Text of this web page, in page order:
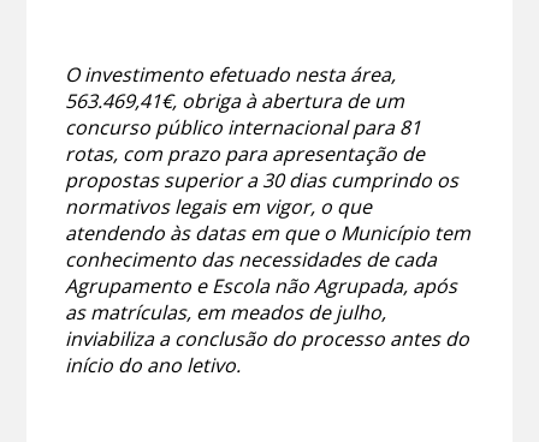
O investimento efetuado nesta área,
563.469,41€, obriga à abertura de um
concurso público internacional para 81
rotas, com prazo para apresentação de
propostas superior a 30 dias cumprindo os
normativos legais em vigor, o que
atendendo às datas em que o Município tem
conhecimento das necessidades de cada
Agrupamento e Escola não Agrupada, após
as matrículas, em meados de julho,
inviabiliza a conclusão do processo antes do
início do ano letivo.